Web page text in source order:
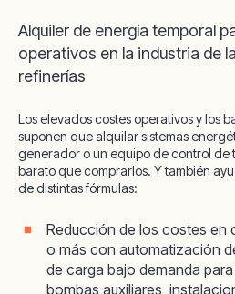
Alquiler de energía temporal
operativos en la industria de
refinerías
Los elevados costes operativos y los
suponen que alquilar sistemas
generador o un equipo de control de
barato que comprarlos. Y también
de distintas fórmulas:
Reducción de los costes en
o más con automatización
de carga bajo demanda
bombas auxiliares,